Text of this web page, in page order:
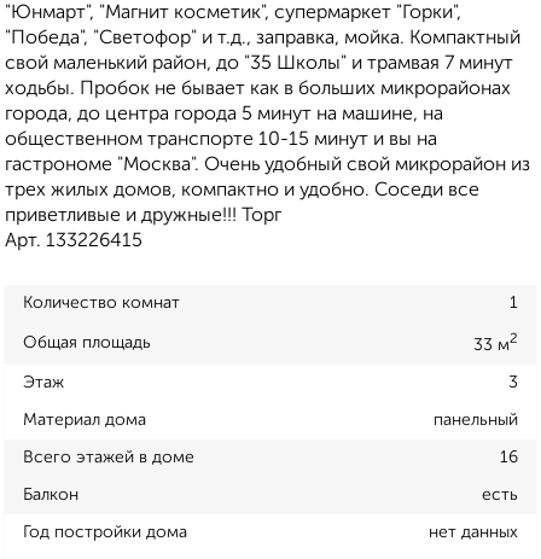
"Юнмарт", "Магнит косметик", супермаркет "Горки",
"Победа", "Светофор" и т.д., заправка, мойка. Компактный
свой маленький район, до "35 Школы" и трамвая 7 минут
ходьбы. Пробок не бывает как в больших микрорайонах
города, до центра города 5 минут на машине, на
общественном транспорте 10-15 минут и вы на
гастрономе "Москва". Очень удобный свой микрорайон из
трех жилых домов, компактно и удобно. Соседи все
приветливые и дружные!!! Торг
Арт. 133226415
Количество комнат 1
Общая площадь 33 м2
Этаж 3
Материал дома панельный
Всего этажей в доме 16
Балкон есть
Год постройки дома нет данных